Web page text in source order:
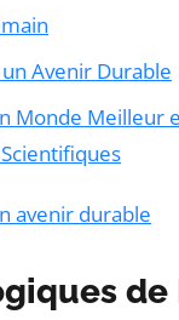
Avenir Durable
Monde Meilleur
avenir durable
de